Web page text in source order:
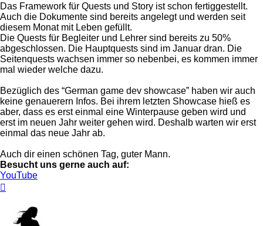
Das Framework für Quests und Story ist schon fertiggestellt.
Auch die Dokumente sind bereits angelegt und werden seit
diesem Monat mit Leben gefüllt.
Die Quests für Begleiter und Lehrer sind bereits zu 50%
abgeschlossen. Die Hauptquests sind im Januar dran. Die
Seitenquests wachsen immer so nebenbei, es kommen immer
mal wieder welche dazu.
Bezüglich des “German game dev showcase” haben wir auch
keine genauerern Infos. Bei ihrem letzten Showcase hieß es
aber, dass es erst einmal eine Winterpause geben wird und
erst im neuen Jahr weiter gehen wird. Deshalb warten wir erst
einmal das neue Jahr ab.
Auch dir einen schönen Tag, guter Mann.
Besucht uns gerne auch auf:
YouTube